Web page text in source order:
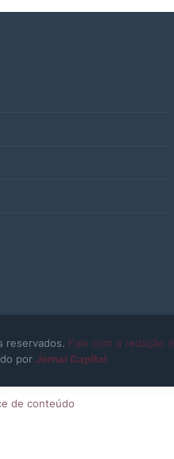
reservados. Fale com a redação
por Jornal Capital
de conteúdo